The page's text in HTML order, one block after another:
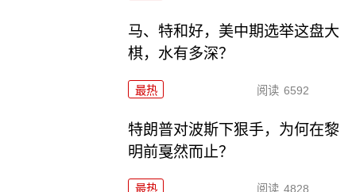
马、特和好，美中期选举这盘大
棋，水有多深？
最热 阅读 6592
特朗普对波斯下狠手，为何在黎
明前戛然而止？
最热 阅读 4828